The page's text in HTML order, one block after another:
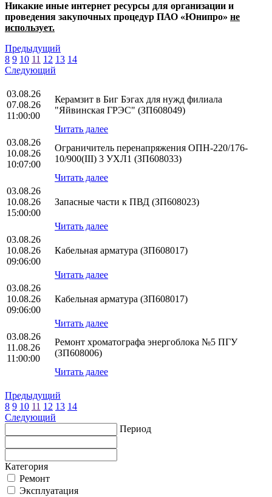
Никакие иные интернет ресурсы для организации и
проведения закупочных процедур ПАО «Юнипро» не
использует.
Предыдущий
8 9 10 11 12 13 14
Следующий
03.08.26
07.08.26
11:00:00
Керамзит в Биг Бэгах для нужд филиала
"Яйвинская ГРЭС" (ЗП608049)
Читать далее
03.08.26
10.08.26
10:07:00
Ограничитель перенапряжения ОПН-220/176-
10/900(III) 3 УХЛ1 (ЗП608033)
Читать далее
03.08.26
10.08.26
15:00:00
Запасные части к ПВД (ЗП608023)
Читать далее
03.08.26
10.08.26
09:06:00
Кабельная арматура (ЗП608017)
Читать далее
03.08.26
10.08.26
09:06:00
Кабельная арматура (ЗП608017)
Читать далее
03.08.26
11.08.26
11:00:00
Ремонт хроматографа энергоблока №5 ПГУ
(ЗП608006)
Читать далее
Предыдущий
8 9 10 11 12 13 14
Следующий
Период
Категория
Ремонт
Эксплуатация